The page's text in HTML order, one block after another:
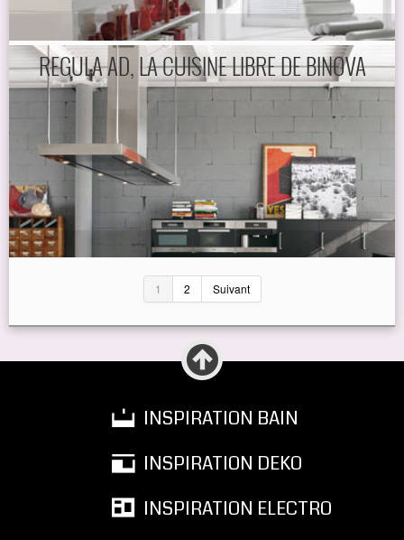
REGULA AD, LA CUISINE LIBRE DE BINOVA
1 2 Suivant
INSPIRATION BAIN
INSPIRATION DEKO
INSPIRATION ELECTRO